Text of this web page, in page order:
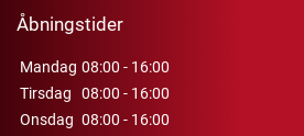
Åbningstider
Mandag 08:00 - 16:00
Tirsdag
08:00 - 16:00
Onsdag 08:00 - 16:00